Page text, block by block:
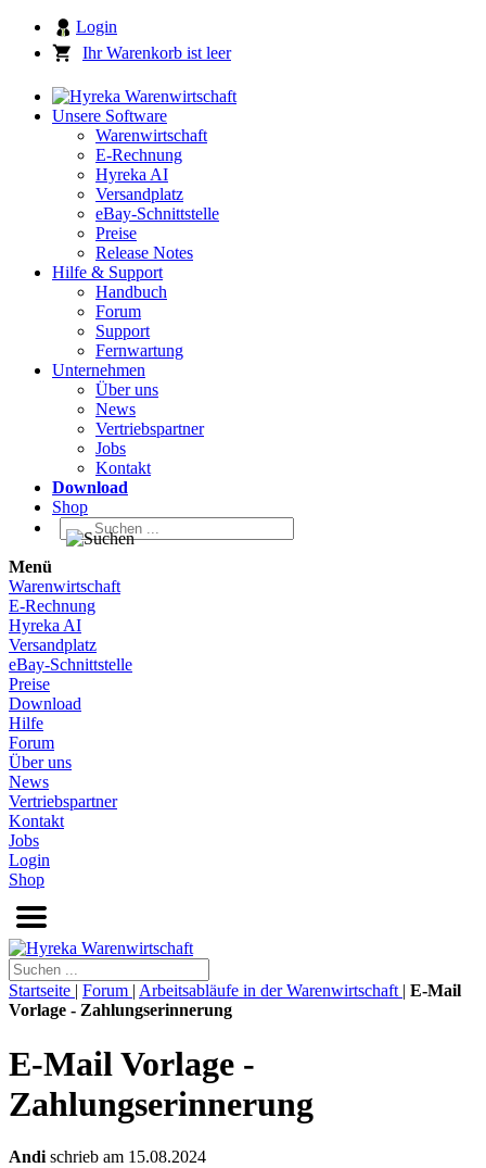
Login
Ihr Warenkorb ist leer
Unsere Software
Warenwirtschaft
E-Rechnung
Hyreka AI
Versandplatz
eBay-Schnittstelle
Preise
Release Notes
Hilfe & Support
Handbuch
Forum
Support
Fernwartung
Unternehmen
Über uns
News
Vertriebspartner
Jobs
Kontakt
Download
Shop
Menü
Warenwirtschaft
E-Rechnung
Hyreka AI
Versandplatz
eBay-Schnittstelle
Preise
Download
Hilfe
Forum
Über uns
News
Vertriebspartner
Kontakt
Jobs
Login
Shop
Startseite | Forum | Arbeitsabläufe in der Warenwirtschaft | E-Mail
Vorlage - Zahlungserinnerung
E-Mail Vorlage -
Zahlungserinnerung
Andi schrieb am 15.08.2024